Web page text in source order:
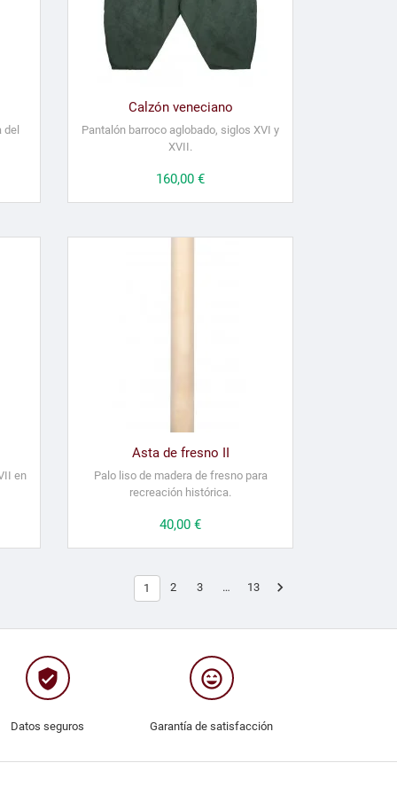
del
Calzón veneciano
Pantalón barroco aglobado, siglos XVI y
XVII.
Precio
160,00 €
en
Asta de fresno II
Palo liso de madera de fresno para
recreación histórica.
Precio
40,00 €
1 2 3 … 13 
verified_user
Datos seguros
sentiment_very_satisfied
Garantía de satisfacción